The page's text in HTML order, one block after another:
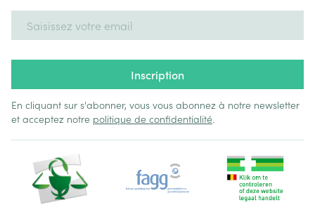
Inscription
En cliquant sur s'abonner, vous vous abonnez à notre newsletter
et acceptez notre politique de confidentialité.